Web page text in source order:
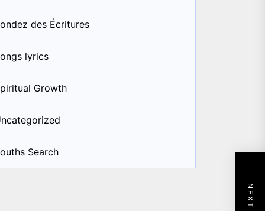
des Écritures
lyrics
Growth
Search